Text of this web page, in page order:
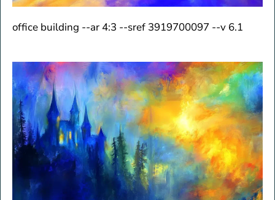
office building --ar 4:3 --sref 3919700097 --v 6.1